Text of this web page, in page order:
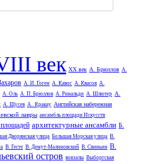
век XX век А. Брюллов А.
А. И. Гоген А. Кавос А. Квасов А.
А. Оль А. П. Брюллов А. Ринальди А. Шлютер А.
А. Щусев А. Кракау Английская набережная
лавры ансамбль площади Искусств
архитектурные ансамбли Б.
Дворянская улица Большая Морская улица В.
В. Гесте В. Демут-Малиновский В. Свиньин В.
остров вокзалы Выборгская